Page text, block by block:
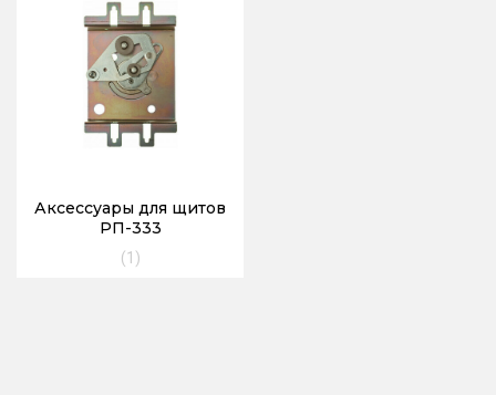
Аксессуары для щитов
РП-333
(1)